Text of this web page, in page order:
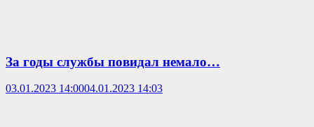
За годы службы повидал немало…
03.01.2023 14:0004.01.2023 14:03